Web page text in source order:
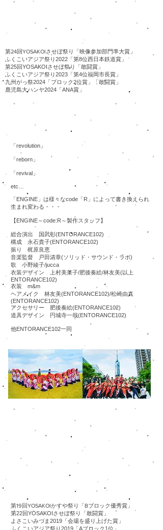
2019作品「ENGINE～code：R～」
「revolution」
「reborn」
「revival」
etc…
「ENGINE」は様々なcode「R」によって書き換えられ
生まれ変わる・・・
【ENGINE～code:R～製作スタッフ】
総合演出 国武彰(ENTORANCE102)
​構成 永石貴子(ENTORANCE102)
振り 梶原良恵
音楽監督 戸田清章(ソリッド・サウンド・ラボ)
歌 小野綾子/jucca
衣装デザイン 上村美菜子/肥後奏絵/林友美(以上
ENTORANCE102)
衣装 m&m
ヘアメイク 林友美(ENTORANCE102)/松崎由真
(ENTORANCE102)
アクセサリー 肥後奏絵(ENTORANCE102)
道具デザイン 円城寺一哉(ENTORANCE102)
​他ENTORANCE102一同
第19回YOSAKOIかすや祭り「Bブロック優秀賞」
第22回YOSAKOIさせぼ祭り「敢闘賞」
よさこいみづま2019「会場を盛り上げた賞」
ふくこいアジア祭り2019「Aブロック1位」
​第24回YOSAKOIさせぼ祭り「映像参加部門準大賞」
​ふくこいアジア祭り2022「第8位西日本鉄道賞」
第25回YOSAKOIさせぼ祭り「敢闘賞」
ふくこいアジア祭り2023「第4位福岡市長賞」
九州がっ祭2024「ブロック2位賞」「敢闘賞」
​鹿児島大ハンヤ2024「ANA賞」